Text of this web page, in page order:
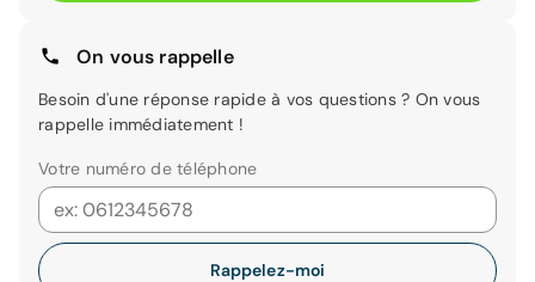
On vous rappelle
Besoin d'une réponse rapide à vos questions ? On vous
rappelle immédiatement !
Votre numéro de téléphone
Rappelez-moi